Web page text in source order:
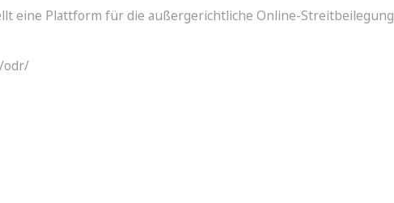
eine Plattform für die außergerichtliche Online-Streitbeilegung
odr/